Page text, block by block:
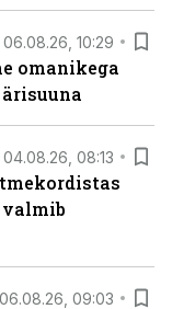
06.08.26, 10:29
omanikega
04.08.26, 08:13
valmib
06.08.26, 09:03